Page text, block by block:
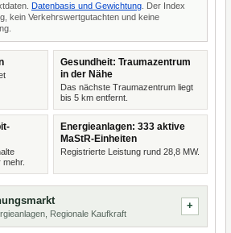
Datenbasis und Gewichtung . Der Index
kein Verkehrswertgutachten und keine
Gesundheit: Traumazentrum
in der Nähe
Das nächste Traumazentrum liegt
bis 5 km entfernt.
Energieanlagen: 333 aktive
MaStR-Einheiten
Registrierte Leistung rund 28,8 MW.
Regionale Kaufkraft